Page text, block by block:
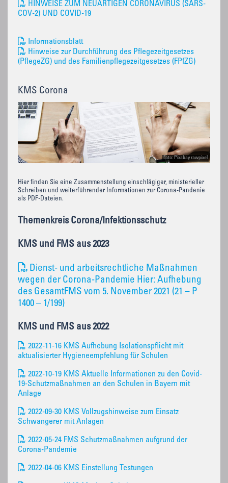
HINWEISE ZUM NEUARTIGEN CORONAVIRUS (SARS-
COV-2) UND COVID-19
Informationsblatt
Hinweise zur Durchführung des Pflegezeitgesetzes
(PflegeZG) und des Familienpflegezeitgesetzes (FPfZG)
KMS Corona
Foto: Pixabay rawpixel
Hier finden Sie eine Zusammenstellung einschlägiger, ministerieller
Schreiben und weiterführender Informationen zur Corona-Pandenie
als PDF-Dateien.
Themenkreis Corona/Infektionsschutz
KMS und FMS aus 2023
Dienst- und arbeitsrechtliche Maßnahmen
wegen der Corona-Pandemie Hier: Aufhebung
des GesamtFMS vom 5. November 2021 (21 – P
1400 – 1/199)
KMS und FMS aus 2022
2022-11-16 KMS Aufhebung Isolationspflicht mit
aktualisierter Hygieneempfehlung für Schulen
2022-10-19 KMS Aktuelle Informationen zu den Covid-
19-Schutzmaßnahmen an den Schulen in Bayern mit
Anlage
2022-09-30 KMS Vollzugshinweise zum Einsatz
Schwangerer mit Anlagen
2022-05-24 FMS Schutzmaßnahmen aufgrund der
Corona-Pandemie
2022-04-06 KMS Einstellung Testungen